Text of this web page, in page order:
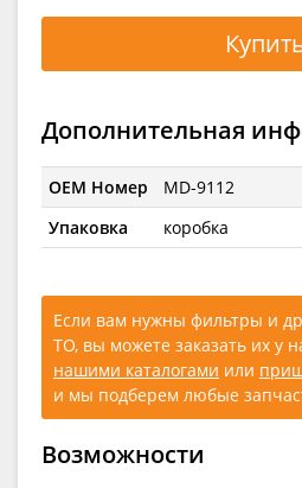
Дополнительная
OEM Номер
MD-9112
Упаковка
коробка
Если вам нужны фильтры и
ТО, вы можете заказать их у
нашими каталогами или
и мы подберем любые
Возможности